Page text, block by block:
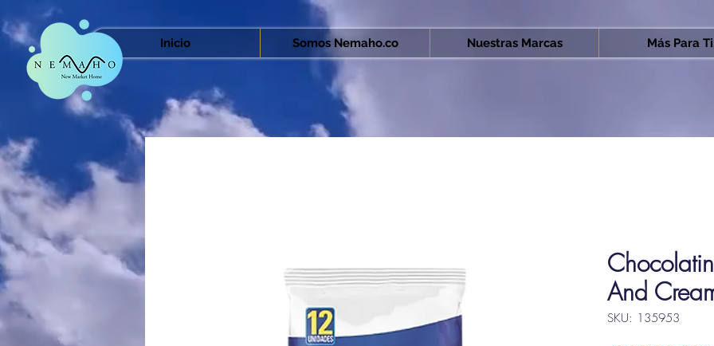
Inicio Somos Nemaho.co Nuestras Marcas Más Para
And
SKU: 135953